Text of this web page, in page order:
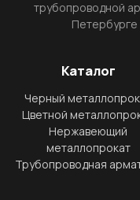
трубопроводной
Петербурге
Каталог
Черный
Цветной
Нержавеющий
металлопрокат
Трубопроводная